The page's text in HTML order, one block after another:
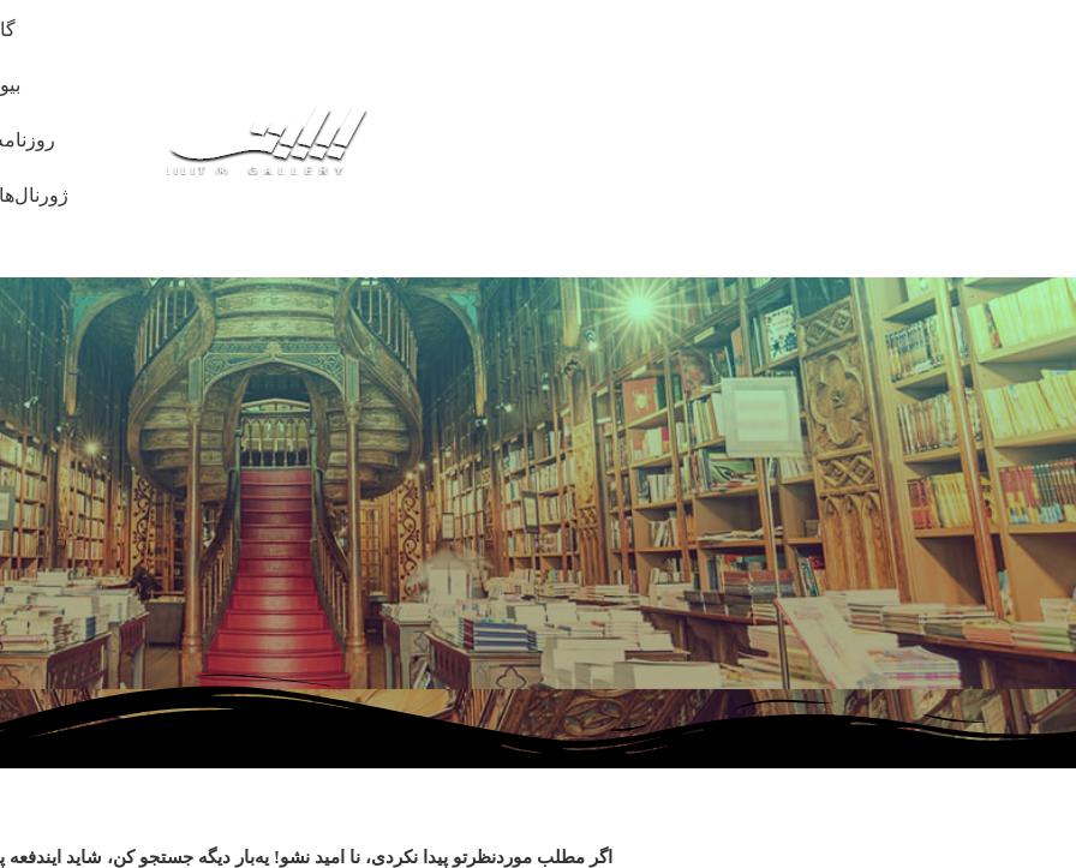
اگر مطلب موردنظرتو پیدا نکردی، نا امید نشو! یه‌بار دیگه جستجو کن، شاید